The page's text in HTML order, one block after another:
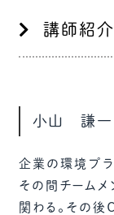
講師紹介
小山 謙一
企業の環境プラ
その間チーム
関わる。その後